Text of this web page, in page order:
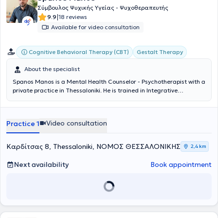
Σύμβουλος Ψυχικής Υγείας - Ψυχοθεραπευτής
9.9|18 reviews
Available for video consultation
Cognitive Behavioral Therapy (CBT) Gestalt Therapy
About the specialist
Spanos Manos is a Mental Health Counselor - Psychotherapist with a
private practice in Thessaloniki. He is trained in Integrative
Therapy (CBT), Gestalt, and the importance of the therapeutic
Police, he consciously chose to follow a more humane and authentic
path of support through the counseling process. Since 2023, he has
been offering individual sessions both in-person and online, and in
2025 he established
Mpathy – Emotional Empowerment Spacein
Charilaou, Thessaloniki. He creates a safe and accepting
environment where each person can honestly confront themselves
Practice 1 Video consultation
Καρδίτσας 8, Thessaloniki, ΝΟΜΟΣ ΘΕΣΣΑΛΟΝΙΚΗΣ 2,4 km
Next availability Book appointment